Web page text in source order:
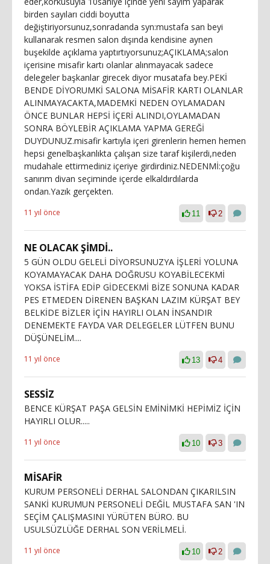
birden sayıları ciddi boyutta
değiştiriyorsunuz,sonradanda syn:mustafa san beyi
kullanarak resmen salon dışında kendisine aynen
buşekilde açıklama yaptırtıyorsunuz;AÇIKLAMA;salon
içerisine misafir kartı olanlar alınmayacak sadece
delegeler başkanlar girecek diyor musatafa bey.PEKİ
BENDE DİYORUMKİ SALONA MİSAFİR KARTI OLANLAR
ALINMAYACAKTA,MADEMKİ NEDEN OYLAMADAN
ÖNCE BUNLAR HEPSİ İÇERİ ALINDI,OYLAMADAN
SONRA BÖYLEBİR AÇIKLAMA YAPMA GEREĞİ
DUYDUNUZ.misafir kartıyla içeri girenlerin hemen hemen
hepsi genelbaşkanlıkta çalışan size taraf kişilerdi,neden
mudahale ettirmediniz içeriye girdirdiniz.NEDENMİ:çoğu
sanırım divan seçiminde içerde elkaldırdılarda
ondan.Yazık gerçekten.
11 yıl önce 11 2
NE OLACAK ŞİMDİ..
5 GÜN OLDU GELELİ DİYORSUNUZYA İŞLERİ YOLUNA
KOYAMAYACAK DAHA DOĞRUSU KOYABİLECEKMİ
YOKSA İSTİFA EDİP GİDECEKMİ BİZE SONUNA KADAR
PES ETMEDEN DİRENEN BAŞKAN LAZIM KÜRŞAT BEY
BELKİDE BİZLER İÇİN HAYIRLI OLAN İNSANDIR
DENEMEKTE FAYDA VAR DELEGELER LÜTFEN BUNU
DÜŞÜNELİM....
11 yıl önce 13 4
SESSİZ
BENCE KÜRŞAT PAŞA GELSİN EMİNİMKİ HEPİMİZ İÇİN
HAYIRLI OLUR.....
11 yıl önce 10 3
MİSAFİR
KURUM PERSONELİ DERHAL SALONDAN ÇIKARILSIN
SANKİ KURUMUN PERSONELİ DEĞİL MUSTAFA SAN 'IN
SEÇİM ÇALIŞMASINI YÜRÜTEN BÜRO. BU
USULSÜZLÜĞE DERHAL SON VERİLMELİ.
11 yıl önce 10 2